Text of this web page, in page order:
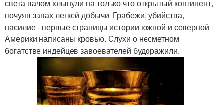
света валом хлынули на только что открытый континент,
почуяв запах легкой добычи. Грабежи, убийства,
насилие - первые страницы истории южной и северной
Америки написаны кровью. Слухи о несметном
богатстве индейцев завоевателей будоражили.